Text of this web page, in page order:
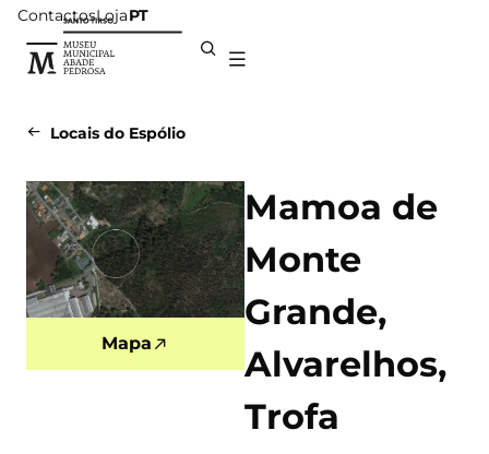
ContactosLojaPT
Locais do Espólio
Mapa
Mamoa de
Monte
Grande,
Alvarelhos,
Trofa